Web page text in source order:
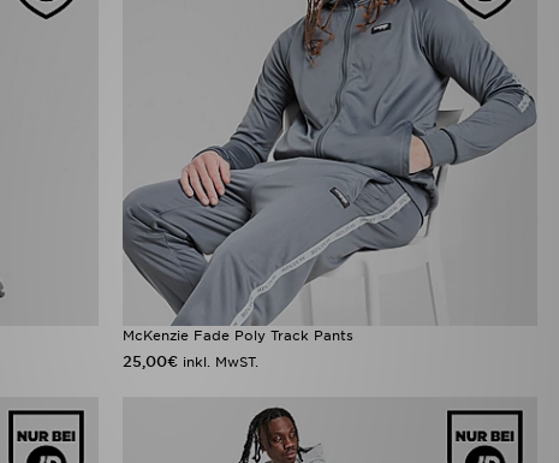
McKenzie Fade Poly Track Pants
25,00€ inkl. MwST.